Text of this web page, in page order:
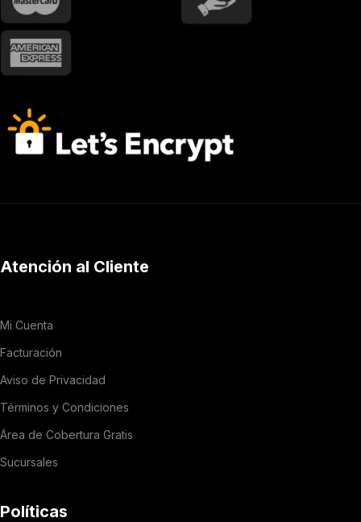
Atención al Cliente
Mi Cuenta
Facturación
Aviso de Privacidad
Términos y Condiciones
Área de Cobertura Gratis
Sucursales
Políticas